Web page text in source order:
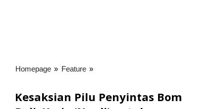
Homepage » Feature »
Bom
Kesaksian Pilu Penyintas Bom